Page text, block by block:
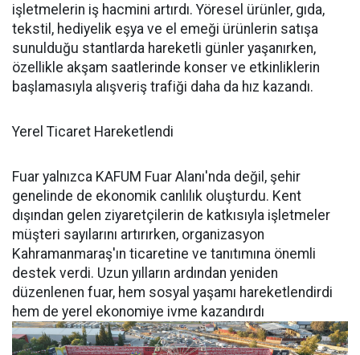
işletmelerin iş hacmini artırdı. Yöresel ürünler, gıda,
tekstil, hediyelik eşya ve el emeği ürünlerin satışa
sunulduğu stantlarda hareketli günler yaşanırken,
özellikle akşam saatlerinde konser ve etkinliklerin
başlamasıyla alışveriş trafiği daha da hız kazandı.
Yerel Ticaret Hareketlendi
Fuar yalnızca KAFUM Fuar Alanı'nda değil, şehir
genelinde de ekonomik canlılık oluşturdu. Kent
dışından gelen ziyaretçilerin de katkısıyla işletmeler
müşteri sayılarını artırırken, organizasyon
Kahramanmaraş'ın ticaretine ve tanıtımına önemli
destek verdi. Uzun yılların ardından yeniden
düzenlenen fuar, hem sosyal yaşamı hareketlendirdi
hem de yerel ekonomiye ivme kazandırdı